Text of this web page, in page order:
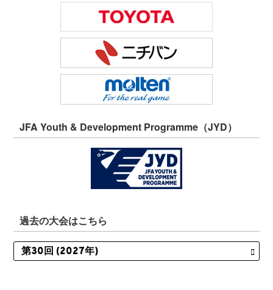
JFA Youth & Development Programme（JYD）
過去の大会はこちら